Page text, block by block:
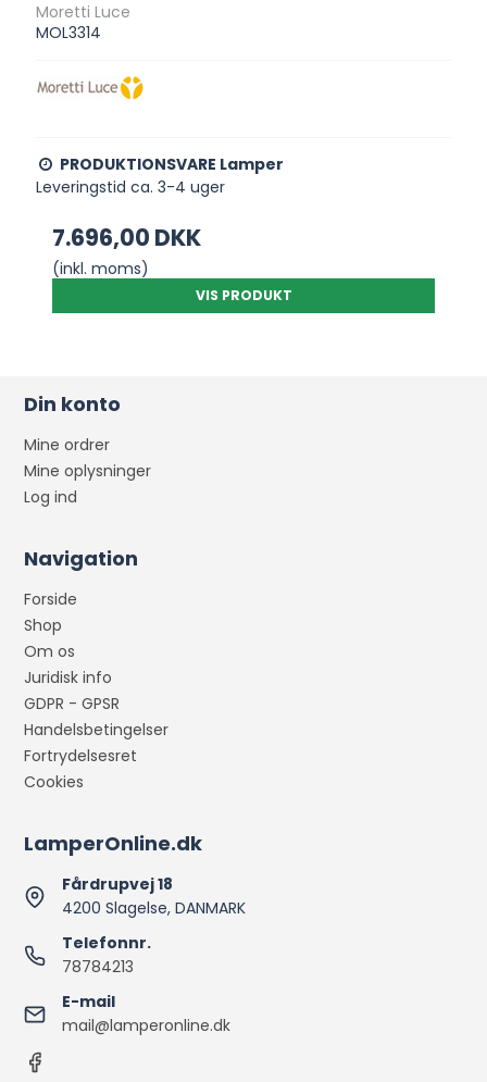
Moretti Luce
MOL3314
PRODUKTIONSVARE Lamper
Leveringstid ca. 3-4 uger
7.696,00 DKK
(inkl. moms)
VIS PRODUKT
Din konto
Mine ordrer
Mine oplysninger
Log ind
Navigation
Forside
Shop
Om os
Juridisk info
GDPR - GPSR
Handelsbetingelser
Fortrydelsesret
Cookies
LamperOnline.dk
Fårdrupvej 18
4200 Slagelse, DANMARK
Telefonnr.
78784213
E-mail
mail@lamperonline.dk